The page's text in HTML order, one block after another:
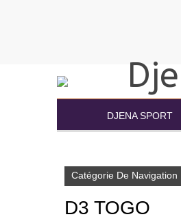
DJENA SPORT
Catégorie De Navigation
D3 TOGO